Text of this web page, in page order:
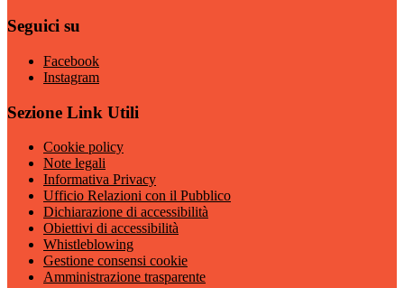
Seguici su
Facebook
Instagram
Sezione Link Utili
Cookie policy
Note legali
Informativa Privacy
Ufficio Relazioni con il Pubblico
Dichiarazione di accessibilità
Obiettivi di accessibilità
Whistleblowing
Gestione consensi cookie
Amministrazione trasparente